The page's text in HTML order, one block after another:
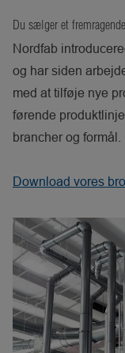
Du sælger et
Nordfab
og har siden
med at tilføje nye
førende
brancher og formål.
Download vores